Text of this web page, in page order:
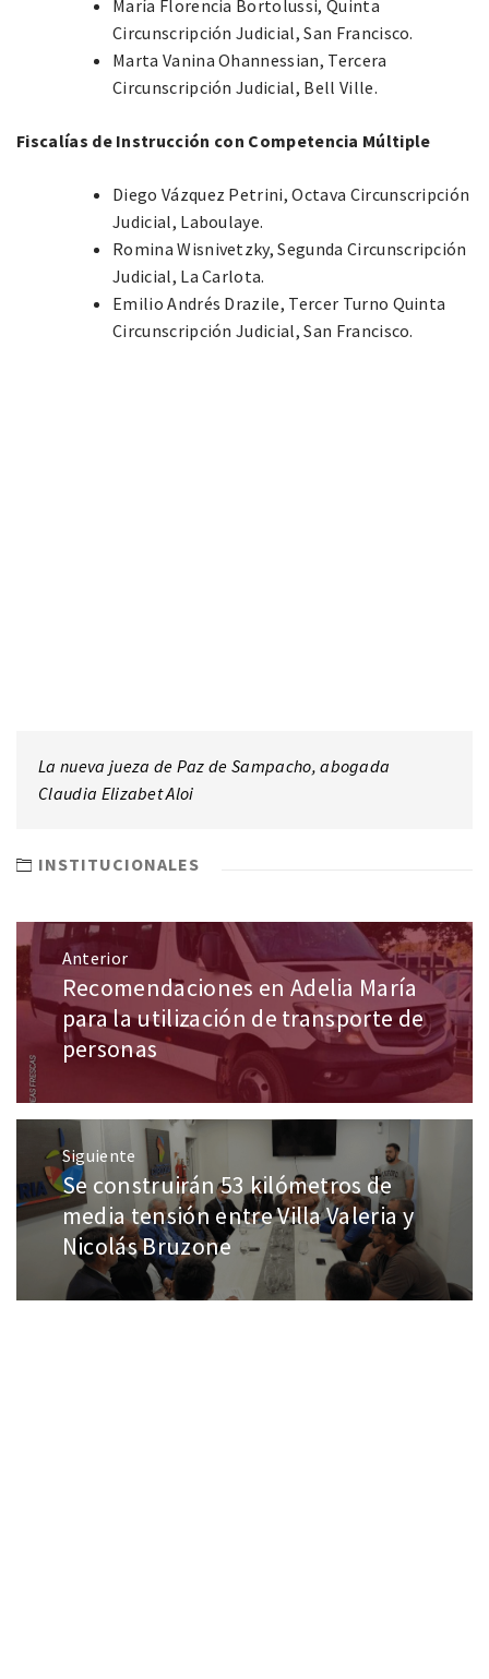
María Florencia Bortolussi, Quinta
Circunscripción Judicial, San Francisco.
Marta Vanina Ohannessian, Tercera
Circunscripción Judicial, Bell Ville.
Fiscalías de Instrucción con Competencia Múltiple
Diego Vázquez Petrini, Octava Circunscripción
Judicial, Laboulaye.
Romina Wisnivetzky, Segunda Circunscripción
Judicial, La Carlota.
Emilio Andrés Drazile, Tercer Turno Quinta
Circunscripción Judicial, San Francisco.
La nueva jueza de Paz de Sampacho, abogada
Claudia Elizabet Aloi
INSTITUCIONALES
Anterior
Recomendaciones en Adelia María
para la utilización de transporte de
personas
Siguiente
Se construirán 53 kilómetros de
media tensión entre Villa Valeria y
Nicolás Bruzone